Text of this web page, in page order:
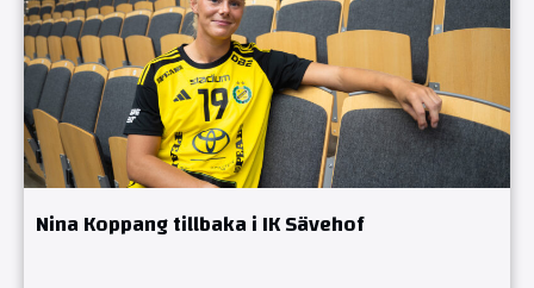
Nina Koppang tillbaka i IK Sävehof